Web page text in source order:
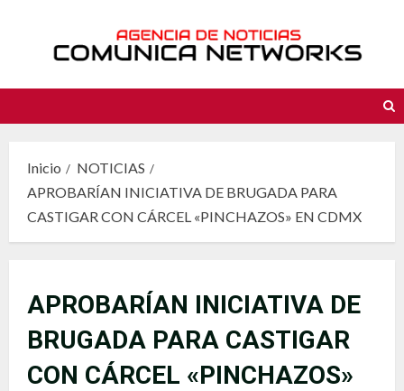
contenido
Inicio
NOTICIAS
APROBARÍAN INICIATIVA DE BRUGADA PARA
CASTIGAR CON CÁRCEL «PINCHAZOS» EN CDMX
APROBARÍAN INICIATIVA DE
BRUGADA PARA CASTIGAR
CON CÁRCEL «PINCHAZOS»